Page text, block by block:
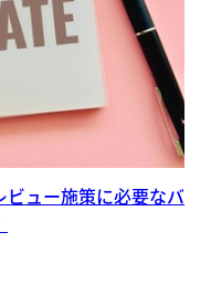
ビュー施策に必要なバ